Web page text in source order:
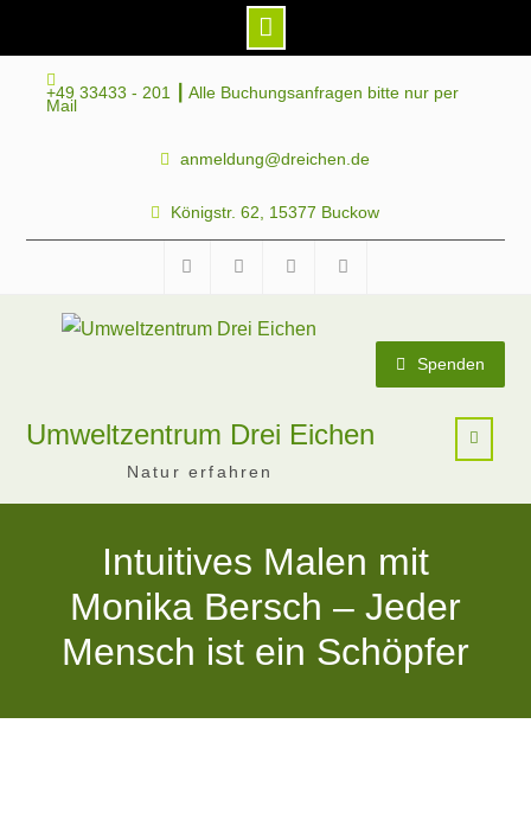
+49 33433 - 201 ┃ Alle Buchungsanfragen bitte nur per
Mail
anmeldung@dreichen.de
Königstr. 62, 15377 Buckow
Spenden
Umweltzentrum Drei Eichen
Natur erfahren
Intuitives Malen mit
Monika Bersch – Jeder
Mensch ist ein Schöpfer